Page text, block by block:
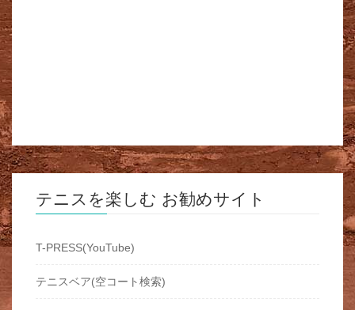
テニスを楽しむ お勧めサイト
T-PRESS(YouTube)
テニスベア(空コート検索)